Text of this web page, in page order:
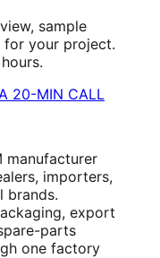
sample
for your project.
20-MIN CALL
manufacturer
importers,
brands.
export
parts
one factory